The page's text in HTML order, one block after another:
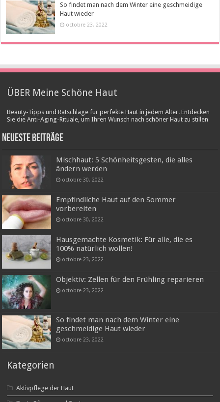
So findet man nach dem Winter eine geschmeidige
Haut wieder
octobre 23, 2022
ÜBER Meine Schöne Haut
Beauty-Tipps und Ratschläge für perfekte Haut in jedem Alter. Entdecken
Sie die Anti-Aging-Rituale, um Ihren Wunsch nach schöner Haut zu stillen
Neueste Beiträge
Mischhaut: 5 Schönheitsgesten, die alles
ändern werden
octobre 30, 2022
Empfindliche Haut auf den Sommer
vorbereiten
octobre 30, 2022
Hausgemachte Kosmetik: Für alle, die es
100% natürlich wollen!
octobre 23, 2022
Objektiv: Zellen für den Frühling reparieren
octobre 23, 2022
So findet man nach dem Winter eine
geschmeidige Haut wieder
octobre 23, 2022
Kategorien
Aktivpflege der Haut